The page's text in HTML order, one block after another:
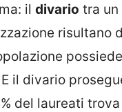
il divario tra
risultano
il divario
del laureati